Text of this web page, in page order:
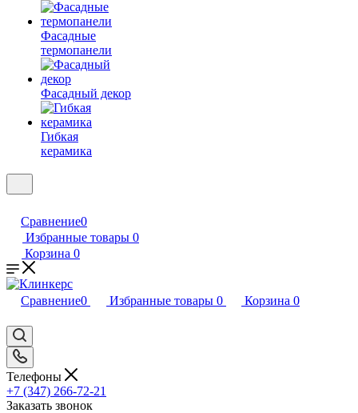
Фасадные
термопанели
Фасадный декор
Гибкая
керамика
Сравнение0
Избранные товары 0
Корзина 0
Сравнение0 Избранные товары 0 Корзина 0
Телефоны
+7 (347) 266-72-21
Заказать звонок